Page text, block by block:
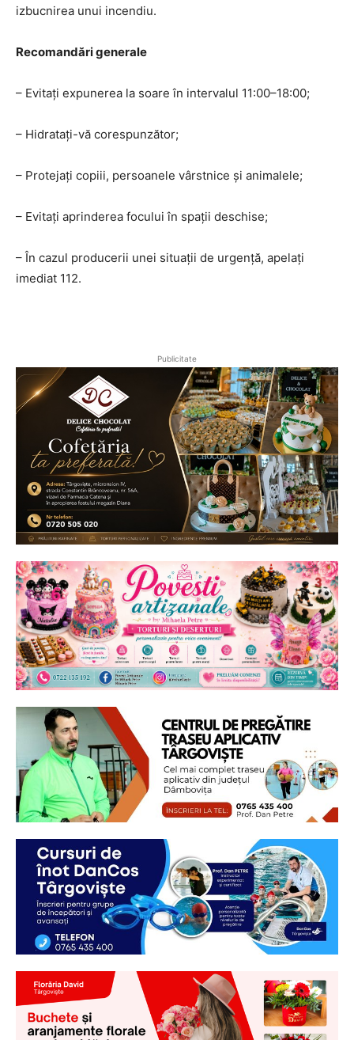
Ionuț Parghel
2de 2
izbucnirea unui incendiu.
Recomandări generale
– Evitați expunerea la soare în intervalul 11:00–18:00;
– Hidratați-vă corespunzător;
– Protejați copiii, persoanele vârstnice și animalele;
– Evitați aprinderea focului în spații deschise;
– În cazul producerii unei situații de urgență, apelați
imediat 112.
Publicitate